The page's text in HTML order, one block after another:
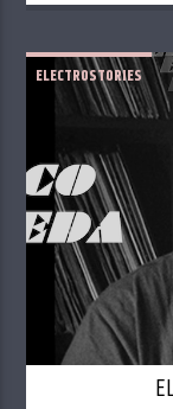
ELECTROSTORIES